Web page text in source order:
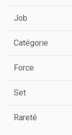
Job
Catégorie
Force
Set
Rareté